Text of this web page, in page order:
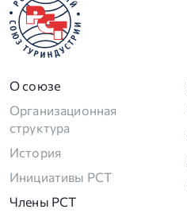
О союзе
Организационная
структура
История
Инициативы РСТ
Члены РСТ